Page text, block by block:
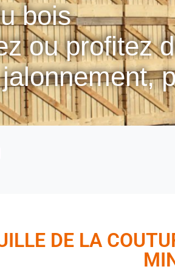
bois
ou profitez
DE LA